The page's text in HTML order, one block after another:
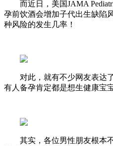
而近日，美国JAMA
孕前饮酒会增加子代出生缺陷
种风险的发生几率！
对此，就有不少网友表达了
有人备孕肯定都是想生健康宝
其实，各位男性朋友根本不